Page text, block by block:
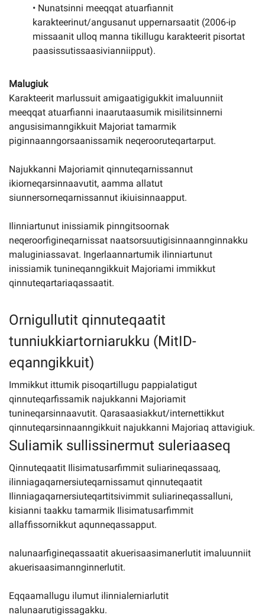
• Nunatsinni meeqqat atuarfiannit
karakteerinut/angusanut uppernarsaatit (2006-ip
missaanit ulloq manna tikillugu karakteerit pisortat
paasissutissaasivianniipput).
Malugiuk
Karakteerit marlussuit amigaatigigukkit imaluunniit
meeqqat atuarfianni inaarutaasumik misilitsinnerni
angusisimanngikkuit Majoriat tamarmik
piginnaanngorsaanissamik neqerooruteqartarput.
Najukkanni Majoriamit qinnuteqarnissannut
ikiorneqarsinnaavutit, aamma allatut
siunnersorneqarnissannut ikiuisinnaapput.
Ilinniartunut inissiamik pinngitsoornak
neqeroorfigineqarnissat naatsorsuutigisinnaannginnakku
maluginiassavat. Ingerlaannartumik ilinniartunut
inissiamik tunineqanngikkuit Majoriami immikkut
qinnuteqartariaqassaatit.
Ornigullutit qinnuteqaatit
tunniukkiartorniarukku (MitID-
eqanngikkuit)
Immikkut ittumik pisoqartillugu pappialatigut
qinnuteqarfissamik najukkanni Majoriamit
tunineqarsinnaavutit. Qarasaasiakkut/internettikkut
qinnuteqarsinnaanngikkuit najukkanni Majoriaq attavigiuk.
Suliamik sullissinermut suleriaaseq
Qinnuteqaatit Ilisimatusarfimmit suliarineqassaaq,
ilinniagaqarnersiuteqarnissamut qinnuteqaatit
Ilinniagaqarnersiuteqartitsivimmit suliarineqassalluni,
kisianni taakku tamarmik Ilisimatusarfimmit
allaffissornikkut aqunneqassapput.
nalunaarfigineqassaatit akuerisaasimanerlutit imaluunniit
akuerisaasimannginnerlutit.
Eqqaamallugu ilumut ilinnialerniarlutit
nalunaarutigissagakku.